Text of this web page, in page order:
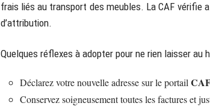
frais liés au transport des meubles. La CAF vérifie
d’attribution.
Quelques réflexes à adopter pour ne rien laisser au
Déclarez votre nouvelle adresse sur le portail
Conservez soigneusement toutes les factures et